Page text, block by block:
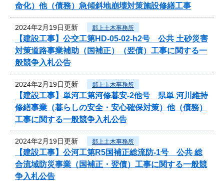
命化）他（債務）急傾斜地崩壊対策施設修繕工事
2024年2月19日更新 郡上土木事務所
【建設工事】公交工第HD-05-02-h2号 公共 土砂災害
対策道路事業補助（国補正）（翌債）工事に関する一
般競争入札公告
2024年2月19日更新 郡上土木事務所
【建設工事】単河工第河修暮安-2他号 県単 河川維持
修繕事業（暮らしの安全・安心確保対策）他（債務）
工事に関する一般競争入札公告
2024年2月19日更新 郡上土木事務所
【建設工事】公河工第R5国補正総流防-1号 公共 総
合流域防災事業（国補正・翌債）工事に関する一般競
争入札公告